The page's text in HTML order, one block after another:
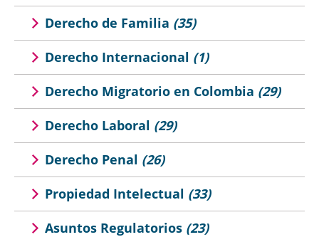
Derecho de Familia (35)
Derecho Internacional (1)
Derecho Migratorio en Colombia (29)
Derecho Laboral (29)
Derecho Penal (26)
Propiedad Intelectual (33)
Asuntos Regulatorios (23)